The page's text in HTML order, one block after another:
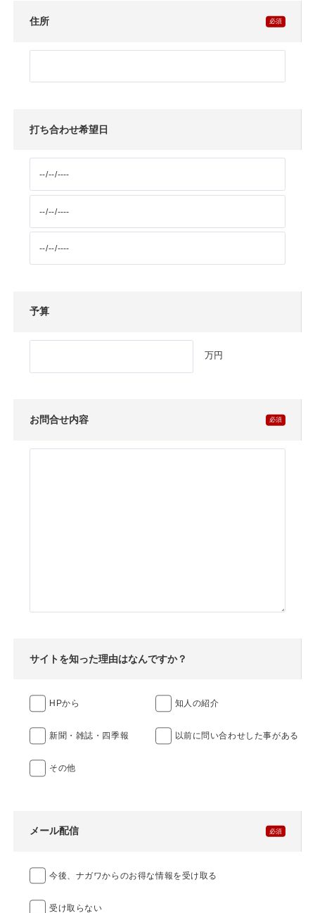
住所
打ち合わせ希望日
予算
万円
お問合せ内容
サイトを知った理由はなんですか？
HPから 知人の紹介
新聞・雑誌・四季報 以前に問い合わせした事がある
その他
メール配信
今後、ナガワからのお得な情報を受け取る
受け取らない